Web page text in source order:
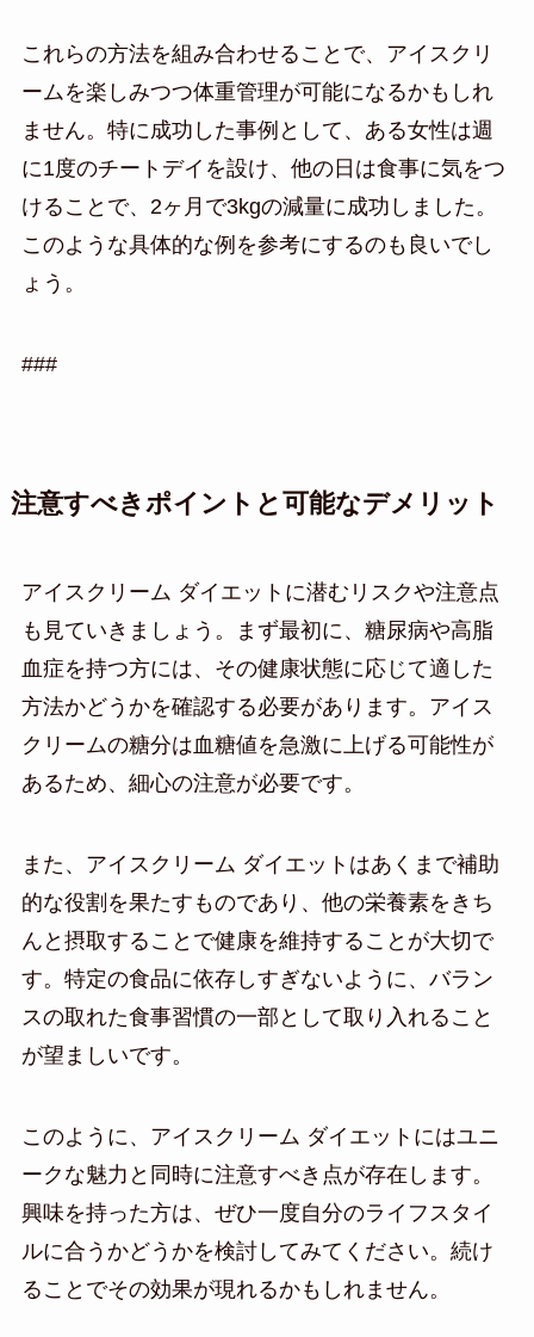
これらの方法を組み合わせることで、アイスクリ
ームを楽しみつつ体重管理が可能になるかもしれ
ません。特に成功した事例として、ある女性は週
に1度のチートデイを設け、他の日は食事に気をつ
けることで、2ヶ月で3kgの減量に成功しました。
このような具体的な例を参考にするのも良いでし
ょう。
###
注意すべきポイントと可能なデメリット
アイスクリーム ダイエットに潜むリスクや注意点
も見ていきましょう。まず最初に、糖尿病や高脂
血症を持つ方には、その健康状態に応じて適した
方法かどうかを確認する必要があります。アイス
クリームの糖分は血糖値を急激に上げる可能性が
あるため、細心の注意が必要です。
また、アイスクリーム ダイエットはあくまで補助
的な役割を果たすものであり、他の栄養素をきち
んと摂取することで健康を維持することが大切で
す。特定の食品に依存しすぎないように、バラン
スの取れた食事習慣の一部として取り入れること
が望ましいです。
このように、アイスクリーム ダイエットにはユニ
ークな魅力と同時に注意すべき点が存在します。
興味を持った方は、ぜひ一度自分のライフスタイ
ルに合うかどうかを検討してみてください。続け
ることでその効果が現れるかもしれません。